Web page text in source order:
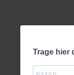
Trage hier